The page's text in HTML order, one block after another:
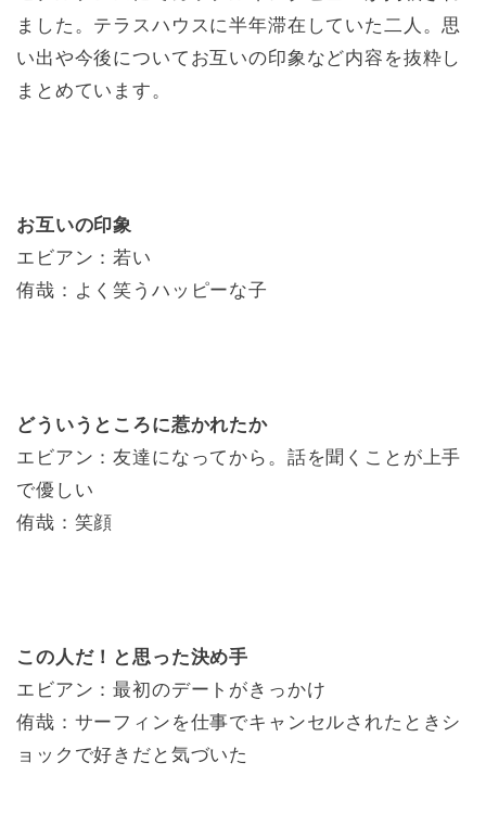
ました。テラスハウスに半年滞在していた二人。思
い出や今後についてお互いの印象など内容を抜粋し
まとめています。
お互いの印象
エビアン：若い
侑哉：よく笑うハッピーな子
どういうところに惹かれたか
エビアン：友達になってから。話を聞くことが上手
で優しい
侑哉：笑顔
この人だ！と思った決め手
エビアン：最初のデートがきっかけ
侑哉：サーフィンを仕事でキャンセルされたときシ
ョックで好きだと気づいた